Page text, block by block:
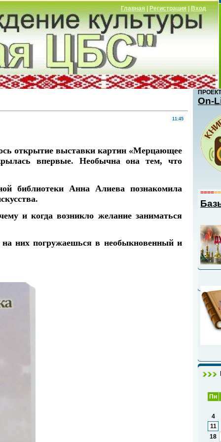
Главная Регистрация |Вход
11:45
открытие выставки картин «Мерцающее
впервые. Необычна она тем, что
библиотеки Анна Алиева познакомила
и когда возникло желание заниматься
них погружаешься в необыкновенный и
Оn-
====
Пн
4
11
18